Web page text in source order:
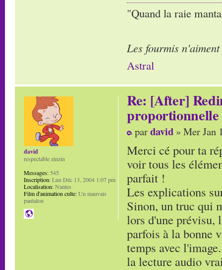
"Quand la raie
Les fourmis
Astral
Re: [After]
proportionnelle
pardavid » Mer Jan
Merci cé pour ta
voir tous les
parfait !
Les explications
Sinon, un truc qui
lors d'une prévisu,
parfois à la bonne
temps avec
la lecture audio
david
respectable zinzin
Messages: 545
Inscription:Lun Déc 13, 2004 1:07 pm
Localisation:Nantes
Film d'animation culte:Un mauvais
pantalon